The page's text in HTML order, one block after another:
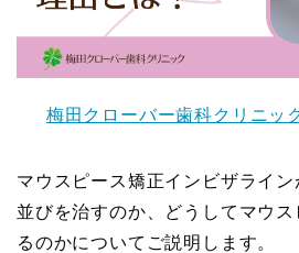
梅田クローバー歯科クリニ
マウスピース矯正インビザライ
並びを治すのか、どうしてマウ
るのかについてご説明します。